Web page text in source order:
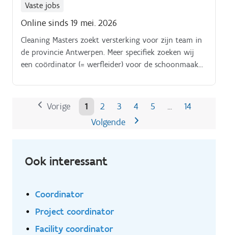
Vaste jobs
Online sinds 19 mei. 2026
Cleaning Masters zoekt versterking voor zijn team in
de provincie Antwerpen. Meer specifiek zoeken wij
een coördinator (= werfleider) voor de schoonmaak
personen aan.
Vorige 1 2 3 4 5
14
Volgende
Ook interessant
Coordinator
Project coordinator
Facility coordinator